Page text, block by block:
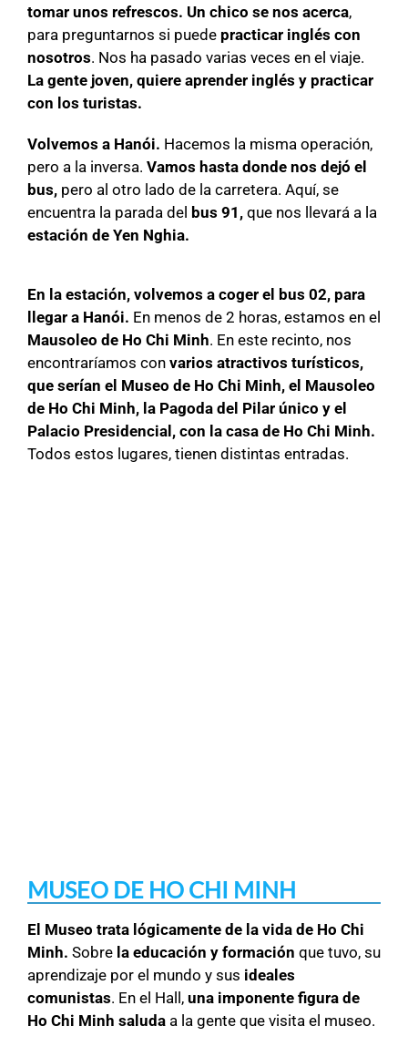
tomar unos refrescos. Un chico se nos acerca,
para preguntarnos si puede practicar inglés con
nosotros. Nos ha pasado varias veces en el viaje.
La gente joven, quiere aprender inglés y practicar
con los turistas.
Volvemos a Hanói. Hacemos la misma operación,
pero a la inversa. Vamos hasta donde nos dejó el
bus,pero al otro lado de la carretera. Aquí, se
encuentra la parada del bus 91,que nos llevará a la
estación de Yen Nghia.
En la estación, volvemos a coger el bus 02, para
llegar a Hanói. En menos de 2 horas, estamos en el
Mausoleo de Ho Chi Minh. En este recinto, nos
encontraríamos con varios atractivos turísticos,
que serían el Museo de Ho Chi Minh, el Mausoleo
de Ho Chi Minh, la Pagoda del Pilar único y el
Palacio Presidencial, con la casa de Ho Chi Minh.
Todos estos lugares, tienen distintas entradas.
MUSEO DE HO CHI MINH
El Museo trata lógicamente de la vida de Ho Chi
Minh. Sobre la educación y formación que tuvo, su
aprendizaje por el mundo y sus ideales
comunistas. En el Hall, una imponente figura de
Ho Chi Minh saluda a la gente que visita el museo.